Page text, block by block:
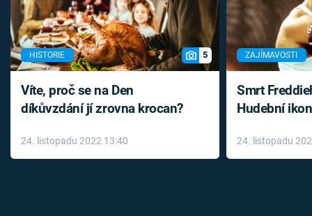
HISTORIE 5
Víte, proč se na Den
díkůvzdání jí zrovna krocan?
24. listopadu 2022 13:40
ZAJÍMAVOSTI
Smrt
Hudební
léky
24. listopadu